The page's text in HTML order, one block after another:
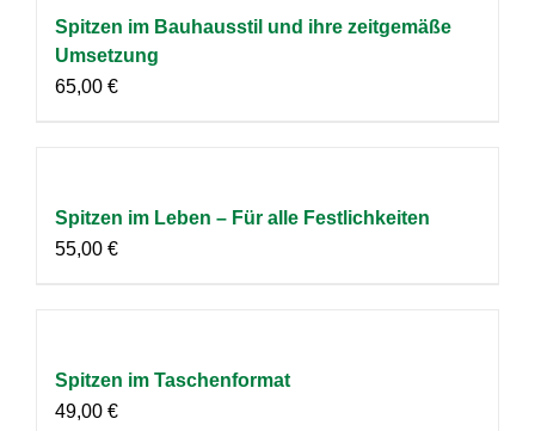
Spitzen im Bauhausstil und ihre zeitgemäße
Umsetzung
65,00 €
Spitzen im Leben – Für alle Festlichkeiten
55,00 €
Spitzen im Taschenformat
49,00 €